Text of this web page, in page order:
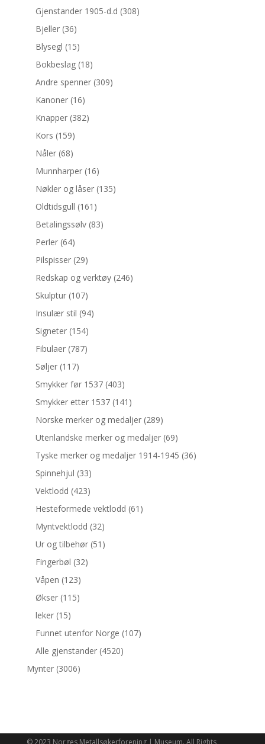
Gjenstander 1905-d.d (308)
Bjeller (36)
Blysegl (15)
Bokbeslag (18)
Andre spenner (309)
Kanoner (16)
Knapper (382)
Kors (159)
Nåler (68)
Munnharper (16)
Nøkler og låser (135)
Oldtidsgull (161)
Betalingssølv (83)
Perler (64)
Pilspisser (29)
Redskap og verktøy (246)
Skulptur (107)
Insulær stil (94)
Signeter (154)
Fibulaer (787)
Søljer (117)
Smykker før 1537 (403)
Smykker etter 1537 (141)
Norske merker og medaljer (289)
Utenlandske merker og medaljer (69)
Tyske merker og medaljer 1914-1945 (36)
Spinnehjul (33)
Vektlodd (423)
Hesteformede vektlodd (61)
Myntvektlodd (32)
Ur og tilbehør (51)
Fingerbøl (32)
Våpen (123)
Økser (115)
leker (15)
Funnet utenfor Norge (107)
Alle gjenstander (4520)
Mynter (3006)